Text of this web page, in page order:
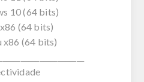
10 (64 bits)
(64 bits)
x86 (64 bits)